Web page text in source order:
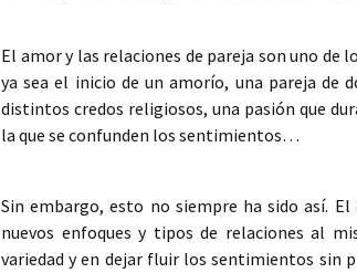
El amor y las relaciones de pareja son uno de
ya sea el inicio de un amorío, una pareja de
distintos credos religiosos, una pasión que
la que se confunden los sentimientos…
Sin embargo, esto no siempre ha sido así.
nuevos enfoques y tipos de relaciones al
variedad y en dejar fluir los sentimientos sin